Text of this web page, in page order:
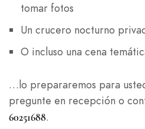
tomar fotos
Un crucero nocturno
O incluso una cena
…lo prepararemos para
pregunte en recepción o
60251688.